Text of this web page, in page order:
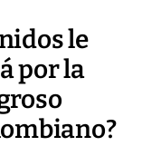
le
por la